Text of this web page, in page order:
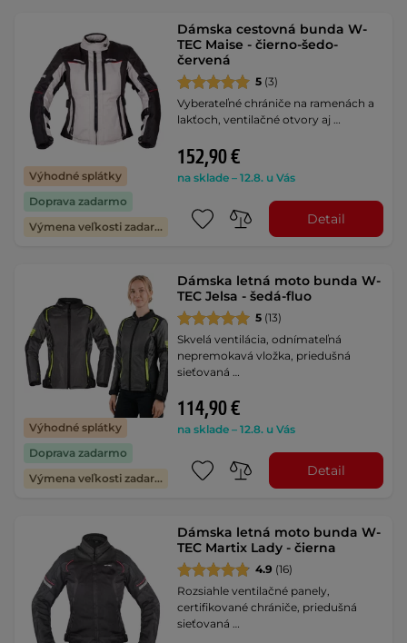
Výhodné splátky
Doprava zadarmo
Výmena veľkosti zadarmo
Dámska cestovná bunda W-
TEC Maise - čierno-šedo-
červená
5 (3)
Vyberateľné chrániče na ramenách a
lakťoch, ventilačné otvory aj …
152,90 €
na sklade – 12.8. u Vás
Detail
Výhodné splátky
Doprava zadarmo
Výmena veľkosti zadarmo
Dámska letná moto bunda W-
TEC Jelsa - šedá-fluo
5 (13)
Skvelá ventilácia, odnímateľná
nepremokavá vložka, priedušná
sieťovaná …
114,90 €
na sklade – 12.8. u Vás
Detail
Dámska letná moto bunda W-
TEC Martix Lady - čierna
4.9 (16)
Rozsiahle ventilačné panely,
certifikované chrániče, priedušná
sieťovaná …